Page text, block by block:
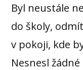
Byl neustále
do školy,
v pokoji, kde
Nesnesl